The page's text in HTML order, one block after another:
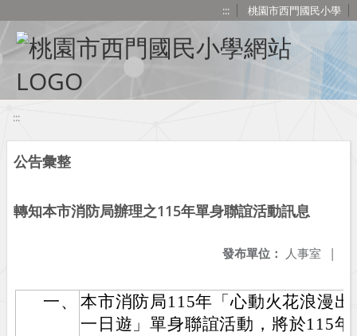
::: 桃園市西門國民小學
:::
公告彙整
轉知本市消防局辦理之115年單身聯誼活動訊息
發布單位： 人事室 |
一、
本市消防局115年「心動火花浪漫
一日遊」單身聯誼活動，將於115